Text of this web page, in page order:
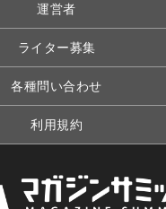
運営者
ライター募集
各種問い合わせ
利用規約